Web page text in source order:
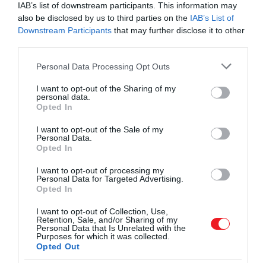
IAB’s list of downstream participants. This information may
also be disclosed by us to third parties on the IAB’s List of
Downstream Participants that may further disclose it to other
Please note that this website/app uses one or more Google
not limited to your visit or usage behaviour. You may click to
grant or deny consent to Google and its third-party tags to
use your data for below specified purposes in below Google
consent section.
Personal Data Processing Opt Outs
I want to opt-out of the Sharing of my
personal data.
Opted In
I want to opt-out of the Sale of my
Personal Data.
Opted In
I want to opt-out of processing my
Personal Data for Targeted Advertising.
Opted In
I want to opt-out of Collection, Use,
Retention, Sale, and/or Sharing of my
Personal Data that Is Unrelated with the
Purposes for which it was collected.
Opted Out